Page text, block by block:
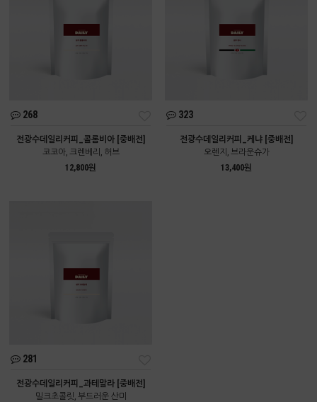
268
전광수데일리커피_콜롬비아 [중배전]
코코아, 크렌베리, 허브
12,800원
323
전광수데일리커피_케냐 [중배전]
오렌지, 브라운슈가
13,400원
281
전광수데일리커피_과테말라 [중배전]
밀크초콜릿, 부드러운 산미